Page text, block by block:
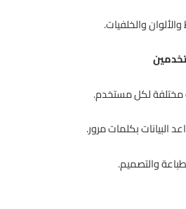
والخلفيات.
مختلفة لكل مستخدم.
البيانات بكلمات مرور.
والتصميم.